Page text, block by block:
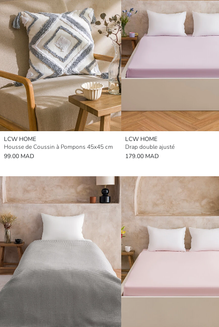
LCW HOME
Housse de Coussin à Pompons 45x45 cm
99.00 MAD
LCW HOME
Drap double ajusté
179.00 MAD